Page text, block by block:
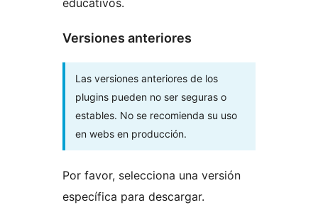
Versiones anteriores
Las versiones anteriores de los
plugins pueden no ser seguras o
estables. No se recomienda su uso
en webs en producción.
Por favor, selecciona una versión
específica para descargar.